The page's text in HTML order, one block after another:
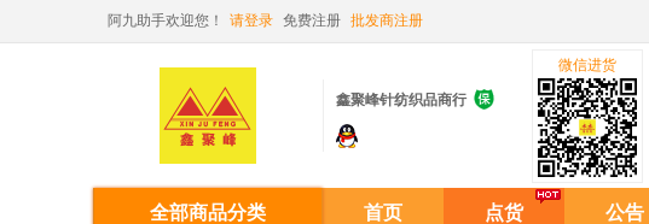
阿九助手欢迎您！ 请登录 免费注册 批发商注册
鑫聚峰针纺织品商行 
微信进货
全部商品分类 首页 点货 公告